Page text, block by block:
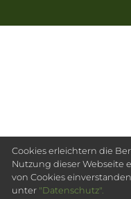
Cookies erleichtern die
Nutzung dieser Webseite
von Cookies
unter "Datenschutz".